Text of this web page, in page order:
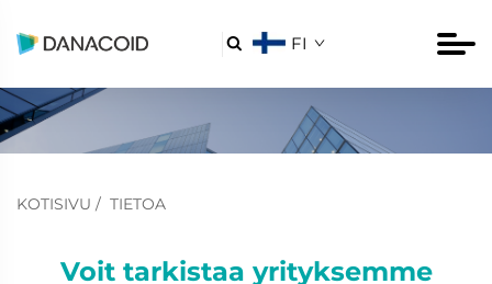
 FI
KOTISIVU / TIETOA
Voit tarkistaa yrityksemme